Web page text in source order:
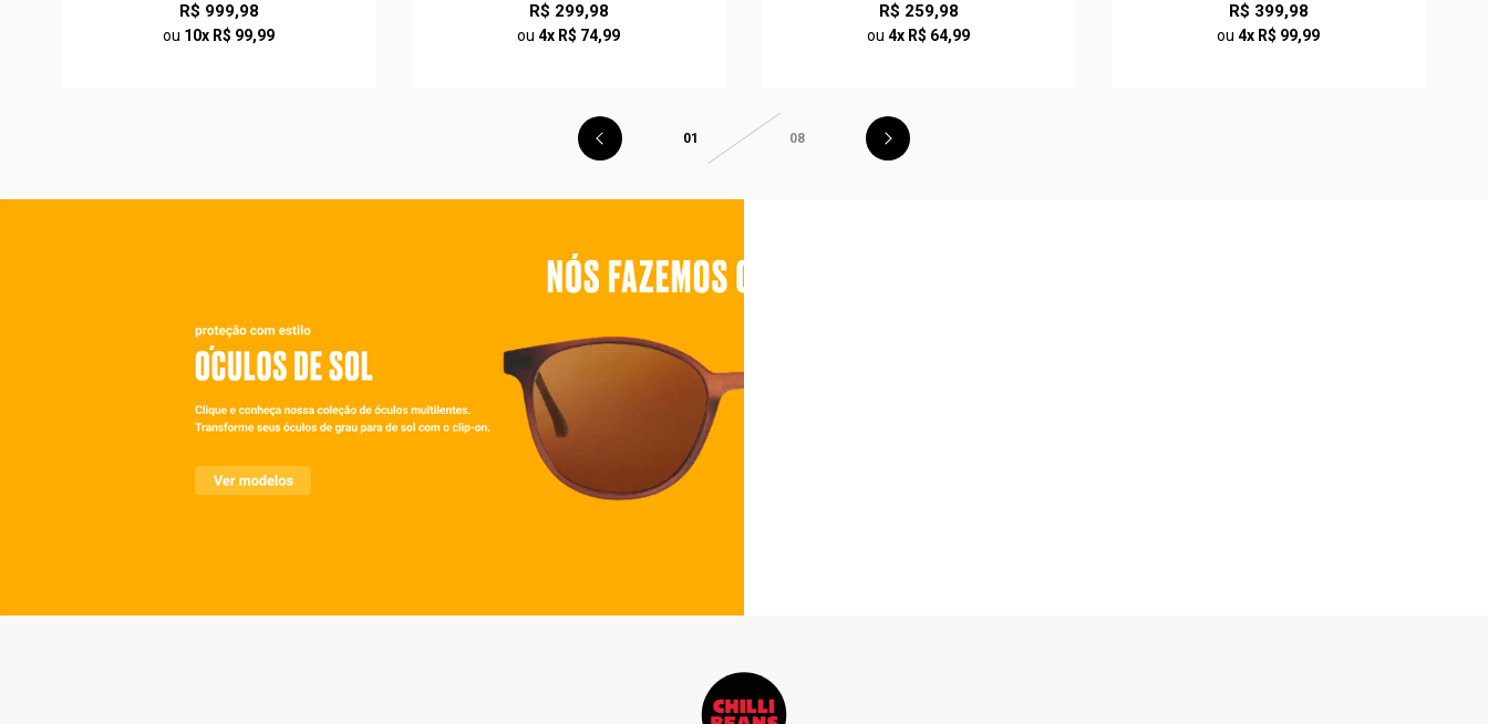
R$ 999,98
ou 10x R$ 99,99
R$ 299,98
ou4x R$ 74,99
R$ 259,98
ou4x R$ 64,99
R$ 399,98
ou4x R$ 99,99
01 08